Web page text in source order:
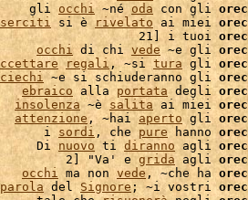
gli occhi ~né oda con gli
si è rivelato ai miei
21] i tuoi
occhi di chi vede ~e gli
regali , ~si tura gli
ciechi ~e si schiuderanno gli
ebraico alla portata degli
insolenza ~è salita ai miei
attenzione, ~hai aperto gli
i sordi , che pure hanno
Di nuovo ti diranno agli
2] "Va' e grida agli
occhi ma non vede , ~che ha
parola del Signore ; ~i vostri